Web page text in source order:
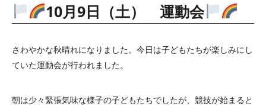
10月9日（土） 運動会
さわやかな秋晴れになりました。今日は子どもたちが楽しみにし
ていた運動会が行われました。
朝は少々緊張気味な様子の子どもたちでしたが、競技が始まると